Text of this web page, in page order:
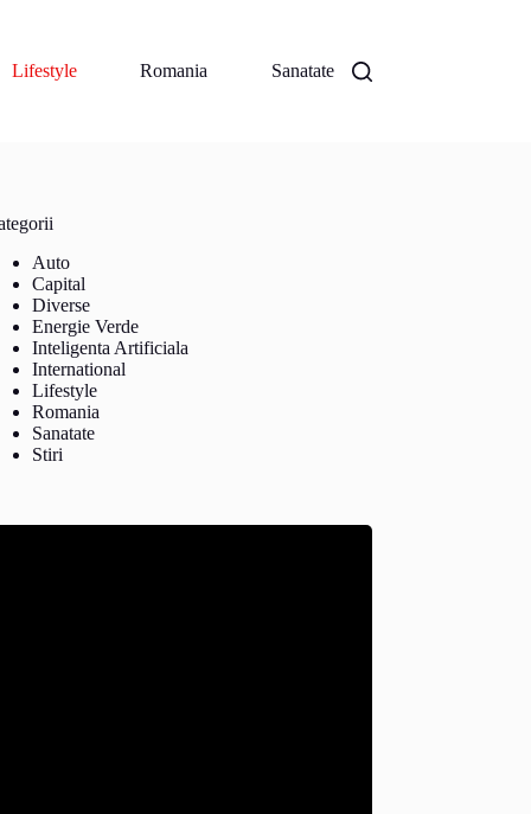
Lifestyle Romania Sanatate
Auto
Capital
Diverse
Energie Verde
Inteligenta Artificiala
International
Lifestyle
Romania
Sanatate
Stiri